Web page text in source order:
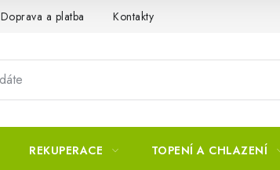
Doprava a platba Kontakty
REKUPERACE TOPENÍ A CHLAZENÍ